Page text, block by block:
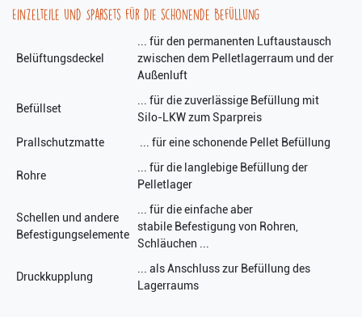
Einzelteile und Sparsets für die schonende Befüllung
Belüftungsdeckel
... für den permanenten Luftaustausch
zwischen dem Pelletlagerraum und der
Außenluft
Befüllset
... für die zuverlässige Befüllung mit
Silo-LKW zum Sparpreis
Prallschutzmatte
... für eine schonende Pellet Befüllung
Rohre
... für die langlebige Befüllung der
Pelletlager
Schellen und andere
Befestigungselemente
... für die einfache aber
stabile Befestigung von Rohren,
Schläuchen ...
Druckkupplung
... als Anschluss zur Befüllung des
Lagerraums